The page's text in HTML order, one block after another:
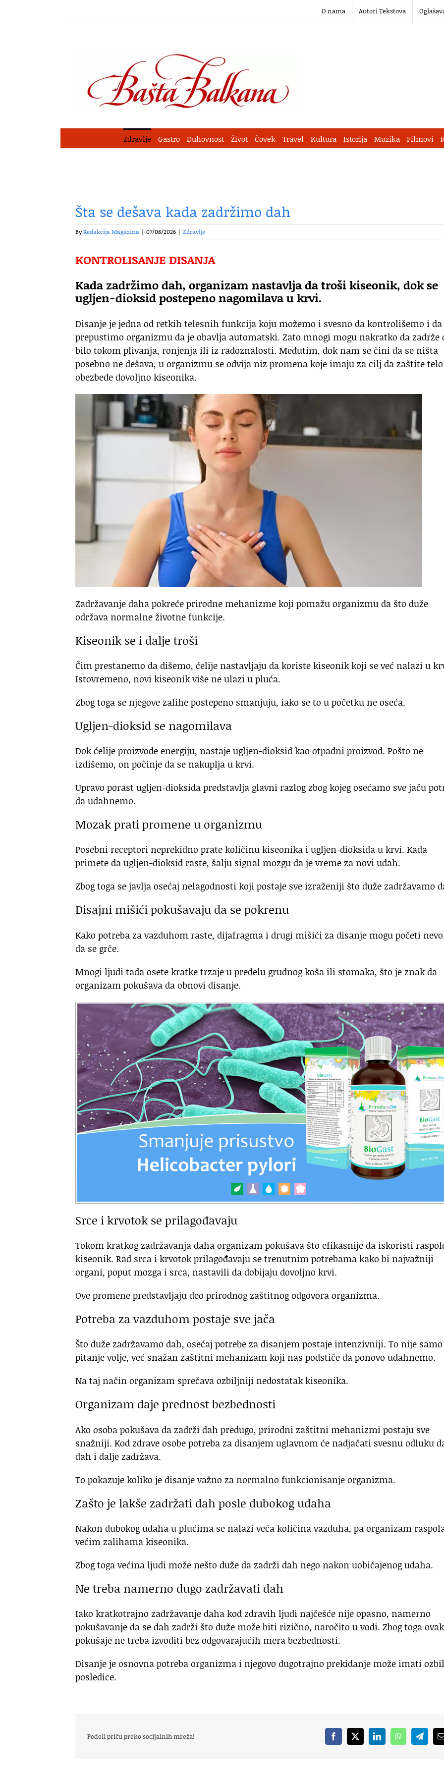
O nama Autori Tekstova
Zdravlje Gastro Duhovnost Život Čovek Travel Kultura Istorija Muzika Filmovi
Šta se dešava kada zadržimo dah
ByRedakcija Magazina | 07/08/2026 | Zdravlje
KONTROLISANJE DISANJA
Kada zadržimo dah, organizam nastavlja da troši kiseonik, dok se
ugljen-dioksid postepeno nagomilava u krvi.
Disanje je jedna od retkih telesnih funkcija koju možemo i svesno da kontrolišemo i da
prepustimo organizmu da je obavlja automatski. Zato mnogi mogu nakratko da zadrže
bilo tokom plivanja, ronjenja ili iz radoznalosti. Međutim, dok nam se čini da se ništa
posebno ne dešava, u organizmu se odvija niz promena koje imaju za cilj da zaštite
obezbede dovoljno kiseonika.
Zadržavanje daha pokreće prirodne mehanizme koji pomažu organizmu da što duže
održava normalne životne funkcije.
Kiseonik se i dalje troši
Čim prestanemo da dišemo, ćelije nastavljaju da koriste kiseonik koji se već nalazi u
Istovremeno, novi kiseonik više ne ulazi u pluća.
Zbog toga se njegove zalihe postepeno smanjuju, iako se to u početku ne oseća.
Ugljen-dioksid se nagomilava
Dok ćelije proizvode energiju, nastaje ugljen-dioksid kao otpadni proizvod. Pošto ne
izdišemo, on počinje da se nakuplja u krvi.
Upravo porast ugljen-dioksida predstavlja glavni razlog zbog kojeg osećamo sve jaču
da udahnemo.
Mozak prati promene u organizmu
Posebni receptori neprekidno prate količinu kiseonika i ugljen-dioksida u krvi. Kada
primete da ugljen-dioksid raste, šalju signal mozgu da je vreme za novi udah.
Zbog toga se javlja osećaj nelagodnosti koji postaje sve izraženiji što duže zadržavamo
Disajni mišići pokušavaju da se pokrenu
Kako potreba za vazduhom raste, dijafragma i drugi mišići za disanje mogu početi
da se grče.
Mnogi ljudi tada osete kratke trzaje u predelu grudnog koša ili stomaka, što je znak da
organizam pokušava da obnovi disanje.
Srce i krvotok se prilagođavaju
Tokom kratkog zadržavanja daha organizam pokušava što efikasnije da iskoristi
kiseonik. Rad srca i krvotok prilagođavaju se trenutnim potrebama kako bi najvažniji
organi, poput mozga i srca, nastavili da dobijaju dovoljno krvi.
Ove promene predstavljaju deo prirodnog zaštitnog odgovora organizma.
Potreba za vazduhom postaje sve jača
Što duže zadržavamo dah, osećaj potrebe za disanjem postaje intenzivniji. To nije samo
pitanje volje, već snažan zaštitni mehanizam koji nas podstiče da ponovo udahnemo.
Na taj način organizam sprečava ozbiljniji nedostatak kiseonika.
Organizam daje prednost bezbednosti
Ako osoba pokušava da zadrži dah predugo, prirodni zaštitni mehanizmi postaju sve
snažniji. Kod zdrave osobe potreba za disanjem uglavnom će nadjačati svesnu odluku
dah i dalje zadržava.
To pokazuje koliko je disanje važno za normalno funkcionisanje organizma.
Zašto je lakše zadržati dah posle dubokog udaha
Nakon dubokog udaha u plućima se nalazi veća količina vazduha, pa organizam
većim zalihama kiseonika.
Zbog toga većina ljudi može nešto duže da zadrži dah nego nakon uobičajenog udaha.
Ne treba namerno dugo zadržavati dah
Iako kratkotrajno zadržavanje daha kod zdravih ljudi najčešće nije opasno, namerno
pokušavanje da se dah zadrži što duže može biti rizično, naročito u vodi. Zbog toga
pokušaje ne treba izvoditi bez odgovarajućih mera bezbednosti.
Disanje je osnovna potreba organizma i njegovo dugotrajno prekidanje može imati
posledice.
Podeli priču preko socijalnih mreža! Facebook
X LinkedInWhatsApp